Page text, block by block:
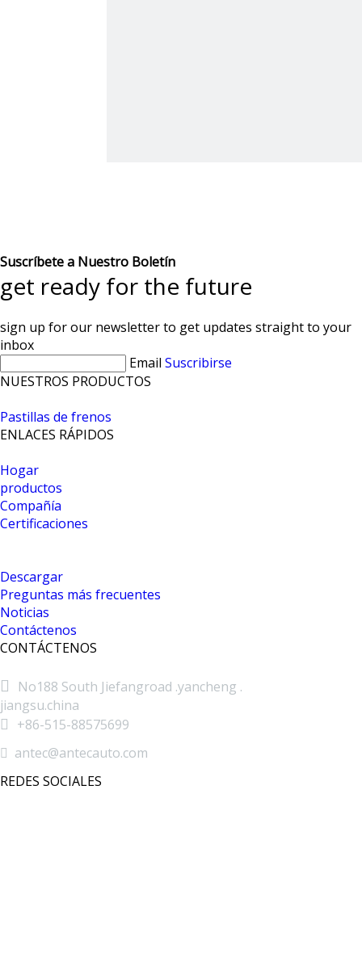
Suscríbete a Nuestro Boletín
get ready for the future
sign up for our newsletter to get updates straight to your
inbox
Email Suscribirse
NUESTROS PRODUCTOS
Pastillas de frenos
ENLACES RÁPIDOS
Hogar
productos
Compañía
Certificaciones
Descargar
Preguntas más frecuentes
Noticias
Contáctenos
CONTÁCTENOS

No188 South Jiefangroad .yancheng .
jiangsu.china
 +86-515-88575699
 antec@antecauto.com
REDES SOCIALES